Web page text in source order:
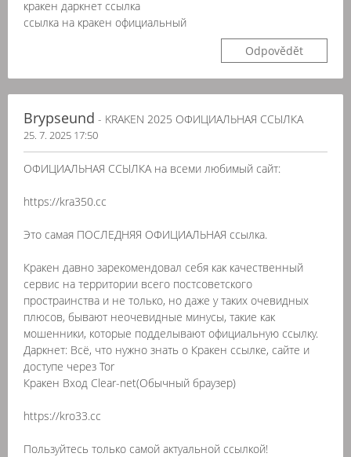
кракен даркнет ссылка
ссылка на кракен официальный
Odpovědět
Brypseund - KRAKEN 2025 ОФИЦИАЛЬНАЯ ССЫЛКА
25. 7. 2025 17:50
ОФИЦИАЛЬНАЯ ССЫЛКА на всеми любимый сайт:
https://kra350.cc
Это самая ПОСЛЕДНЯЯ ОФИЦИАЛЬНАЯ ссылка.
Кракен давно зарекомендовал себя как качественный
сервис на территории всего постсоветского
простраинства и не только, но даже у таких очевидных
плюсов, бывают неочевидные минусы, такие как
мошенники, которые подделывают официальную ссылку.
Даркнет: Всё, что нужно знать о Кракен ссылке, сайте и
доступе через Tor
Кракен Вход Clear-net(Обычный браузер)
https://kro33.cc
Пользуйтесь только самой актуальной ссылкой!